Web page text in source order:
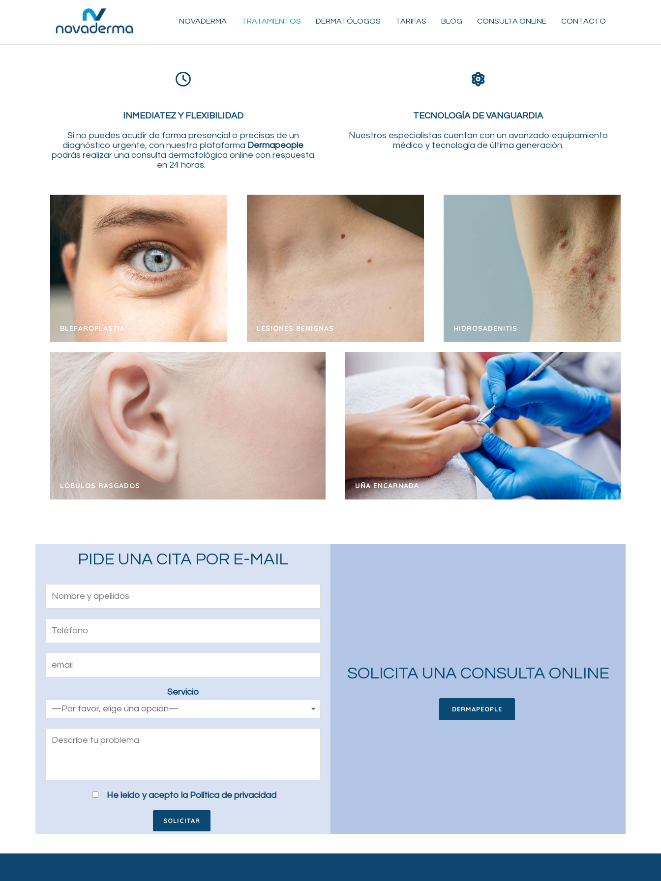
NOVADERMA TRATAMIENTOS DERMATÓLOGOS TARIFAS BLOG CONSULTA ONLINE CONTACTO
INMEDIATEZ Y FLEXIBILIDAD
Si no puedes acudir de forma presencial o precisas de un
diagnóstico urgente, con nuestra plataforma Dermapeople
podrás realizar una consulta dermatológica online con respuesta
en 24 horas.
TECNOLOGÍA DE VANGUARDIA
Nuestros especialistas cuentan con un avanzado equipamiento
médico y tecnología de última generación.
BLEFAROPLASTIA LESIONES BENIGNAS HIDROSADENITIS
LÓBULOS RASGADOS UÑA ENCARNADA
PIDE UNA CITA POR E-MAIL
Servicio
He leído y acepto la Política de privacidad
SOLICITA UNA CONSULTA ONLINE
DERMAPEOPLE